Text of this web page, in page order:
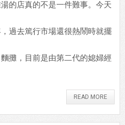
的店真的不是一件難事。今天
過去篤行市場還很熱鬧時就擺
攤，目前是由第二代的媳婦經
READ MORE